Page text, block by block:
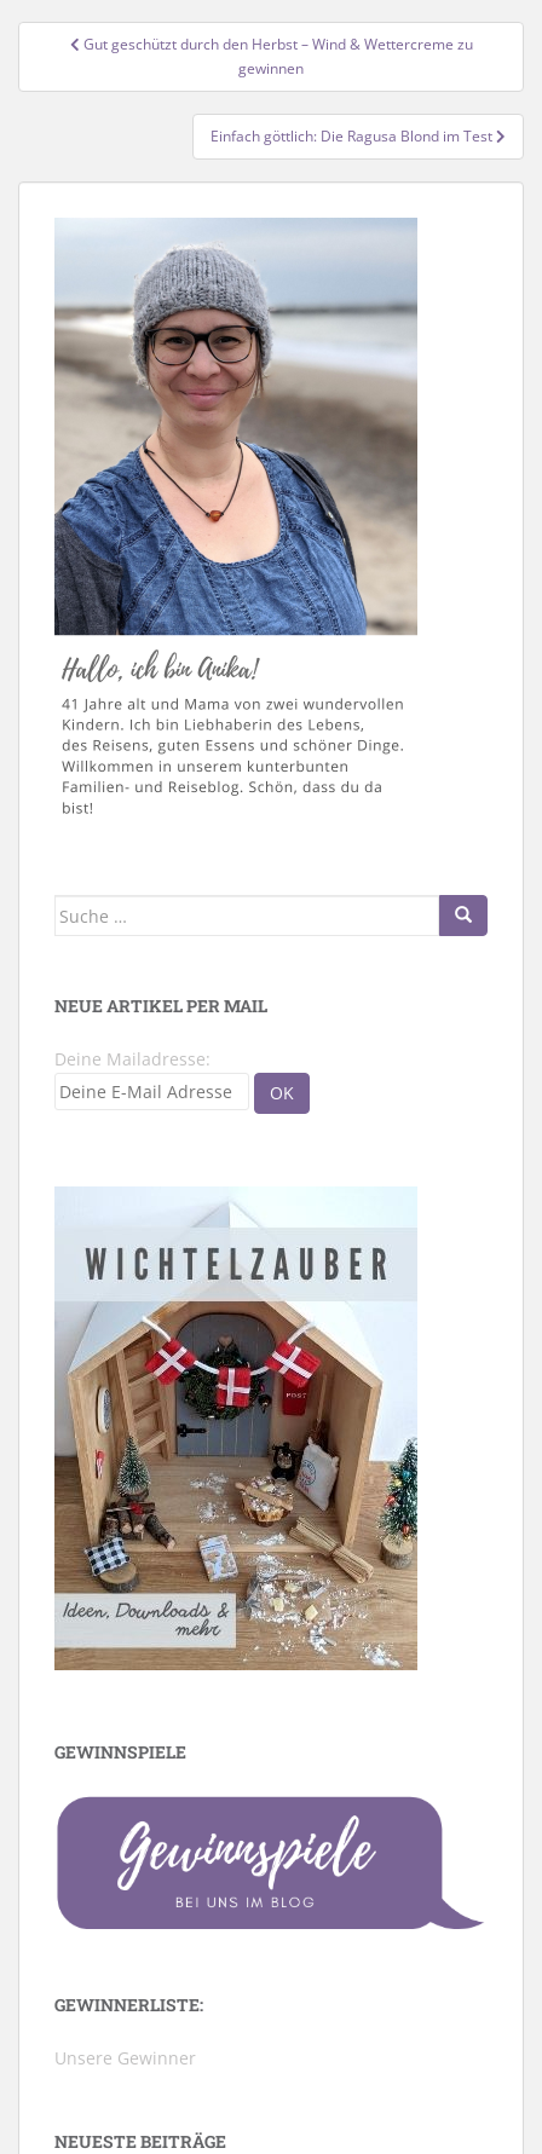
Beitragsnavigation
Gut geschützt durch den Herbst – Wind & Wettercreme zu
gewinnen
Einfach göttlich: Die Ragusa Blond im Test
Suche
NEUE ARTIKEL PER MAIL
Deine Mailadresse:
GEWINNSPIELE
GEWINNERLISTE:
Unsere Gewinner
NEUESTE BEITRÄGE